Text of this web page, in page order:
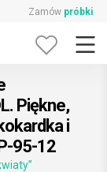
Zamów próbki
Piękne,
i
95-12